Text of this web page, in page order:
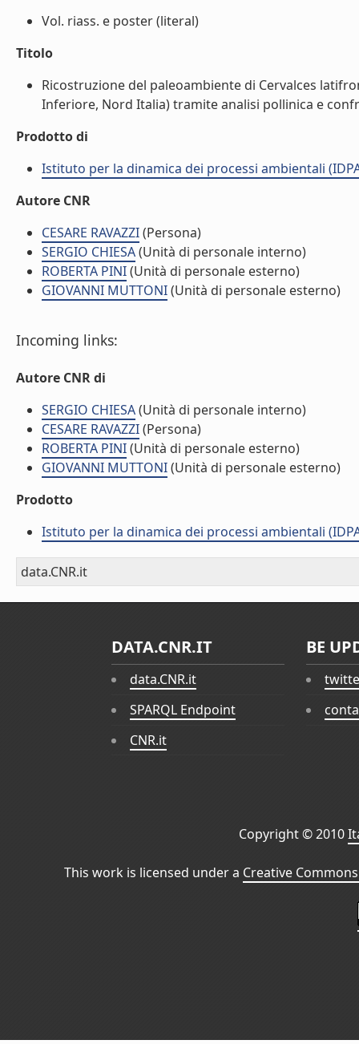
Vol. riass. e poster (literal)
Titolo
Ricostruzione del paleoambiente di Cervalces
Inferiore, Nord Italia) tramite analisi pollinica e
Prodotto di
Istituto per la dinamica dei processi ambientali
Autore CNR
CESARE RAVAZZI(Persona)
SERGIO CHIESA(Unità di personale interno)
ROBERTA PINI(Unità di personale esterno)
GIOVANNI MUTTONI(Unità di personale esterno)
Incoming links:
Autore CNR di
SERGIO CHIESA(Unità di personale interno)
CESARE RAVAZZI(Persona)
ROBERTA PINI(Unità di personale esterno)
GIOVANNI MUTTONI(Unità di personale esterno)
Prodotto
Istituto per la dinamica dei processi ambientali
data.CNR.it
DATA.CNR.IT
data.CNR.it
SPARQL Endpoint
CNR.it
BE
Copyright © 2010
This work is licensed under a Creative